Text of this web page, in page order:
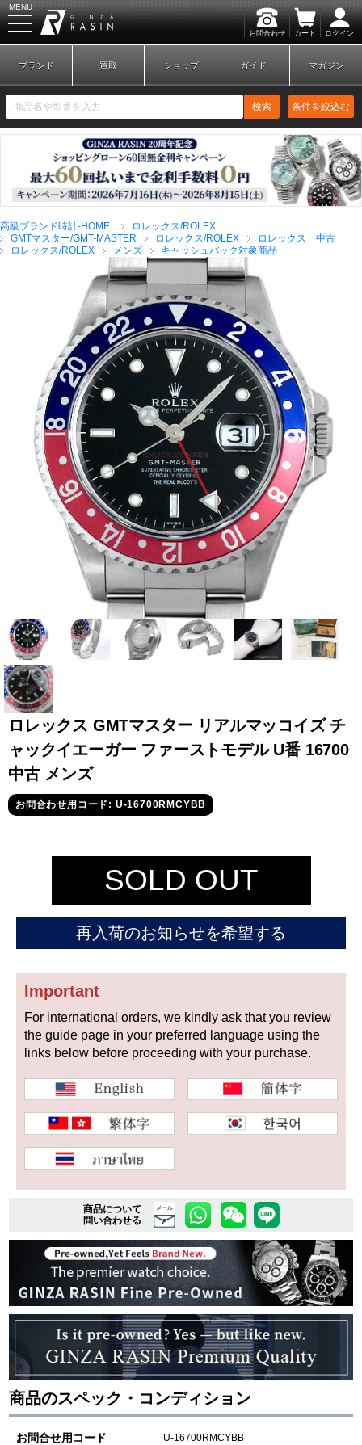
お問合わせ カート ログイン
MENU
新規会員登録 ログイン
ブランドから探す
全てのブランドを見
る
ロレックス
パテック
フィリップ
オーデマピゲ ウブロ カルティエ
グランド
セイコー
コンスタンタン
チューダー
新品
中古品 アンティーク品
複数条件で商品を絞り込む
詳細検索はこちら
ご利用ガイド
GINZA RASINのプレミアムクオリティについて
送料・お支払方法
ショッピングローンの流れ
よくある質問
ブランド 買取 ショップ ガイド マガジン
検索 条件を絞込む
高級ブランド時計-HOME
ロレックス/ROLEX
GMTマスター/GMT-MASTER
ロレックス/ROLEX
ロレックス 中古
ロレックス/ROLEX
メンズ キャッシュバック対象商品
ロレックス GMTマスター リアルマッコイズ チ
ャックイエーガー ファーストモデル U番 16700
中古 メンズ
お問合わせ用コード: U-16700RMCYBB
SOLD OUT
再入荷のお知らせを希望する
Important
For international orders, we kindly ask that you review
the guide page in your preferred language using the
links below before proceeding with your purchase.
商品について
問い合わせる
メール
商品のスペック・コンディション
お問合せ用コード U-16700RMCYBB